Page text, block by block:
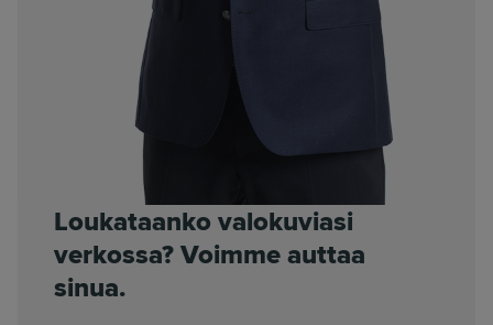
Loukataanko valokuviasi
verkossa? Voimme auttaa
sinua.